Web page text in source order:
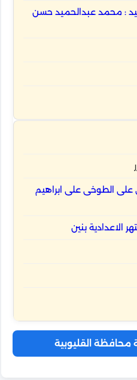
: محمد عبدالحميد حسن
الطوخى على ابراهيم
الاعدادية بنين
محافظة القليوبية